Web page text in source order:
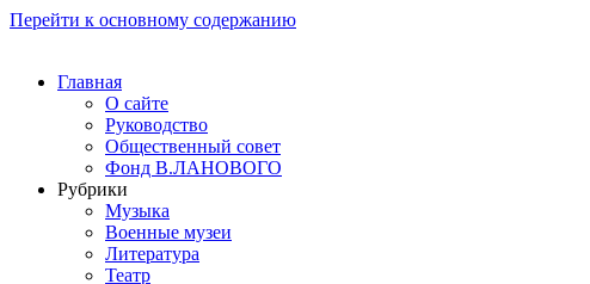
Перейти к основному содержанию
Главная
О сайте
Руководство
Общественный совет
Фонд В.ЛАНОВОГО
Рубрики
Музыка
Военные музеи
Литература
Театр